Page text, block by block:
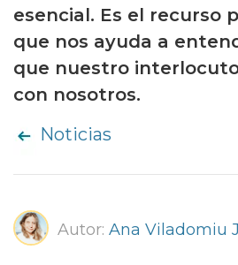
esencial. Es el recurso
que nos ayuda a
que nuestro
con nosotros.
Noticias
Autor: Ana Viladomiu